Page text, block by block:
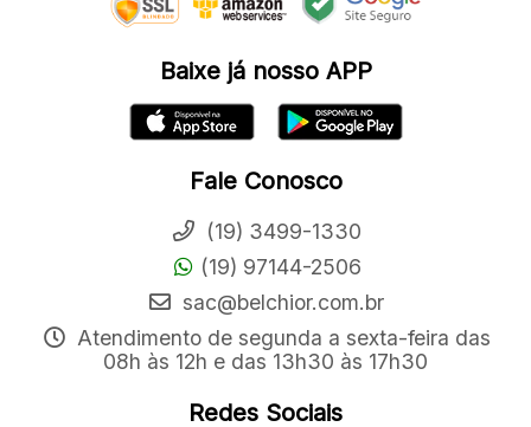
Baixe já nosso APP
Fale Conosco
(19) 3499-1330
(19) 97144-2506
sac@belchior.com.br
Atendimento de segunda a sexta-feira das
08h às 12h e das 13h30 às 17h30
Redes Sociais